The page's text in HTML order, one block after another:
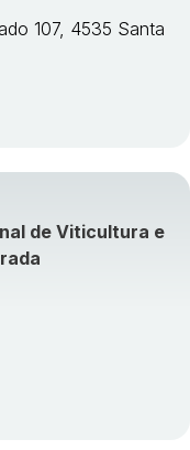
107, 4535 Santa
de Viticultura e